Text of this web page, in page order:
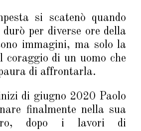
si scatenò quando
per diverse ore della
immagini, ma solo la
coraggio di un uomo che
di affrontarla.
di giugno 2020 Paolo
finalmente nella sua
dopo i lavori di